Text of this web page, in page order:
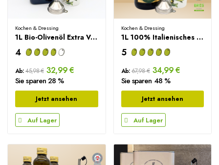
Kochen & Dressing
1L Bio-Olivenöl Extra Vergine +...
4
Ab: 45,98 € 32,99 €
Sie sparen 28 %
Jetzt ansehen
Auf Lager
Kochen & Dressing
1L 100% Italienisches Olivenöl Extra Vergine +...
5
Ab: 67,98 € 34,99 €
Sie sparen 48 %
Jetzt ansehen
Auf Lager